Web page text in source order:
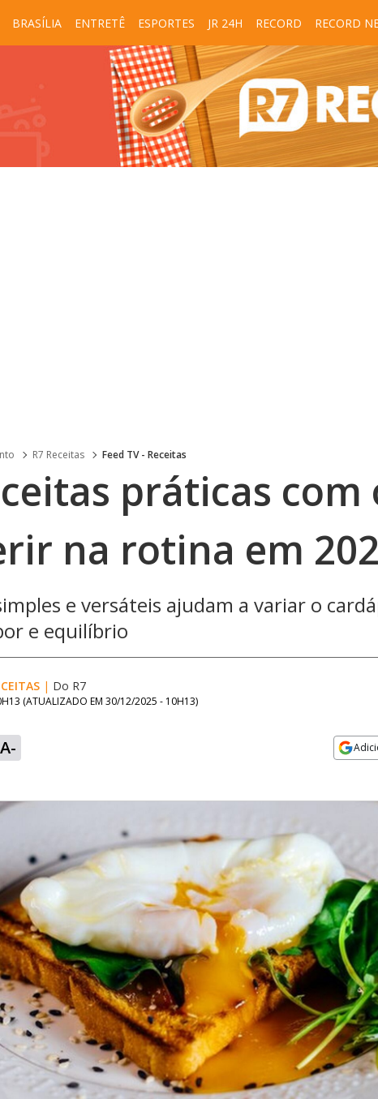
BRASÍLIA ENTRETÊ ESPORTES JR 24H RECORD RECORD
R7 Receitas Feed TV - Receitas
práticas com
na rotina em
e versáteis ajudam a variar o
e equilíbrio
| Do R7
(ATUALIZADO EM 30/12/2025 - 10H13)
A-